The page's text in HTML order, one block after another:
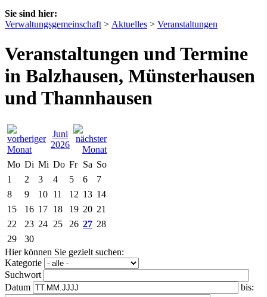
Sie sind hier:
Verwaltungsgemeinschaft > Aktuelles > Veranstaltungen
Veranstaltungen und Termine
in Balzhausen, Münsterhausen
und Thannhausen
Juni
2026
Mo Di Mi Do Fr Sa So
1
2 3 4 5 6
7
8
9 10 11 12 13 14
15
16 17 18 19 20 21
22
23 24 25 26 27 28
29
30
Hier können Sie gezielt suchen:
Kategorie
Suchwort
Datum
bis: